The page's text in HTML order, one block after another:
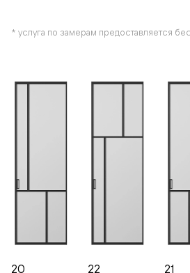
* услуга по замерам предоставляется
20 22 21